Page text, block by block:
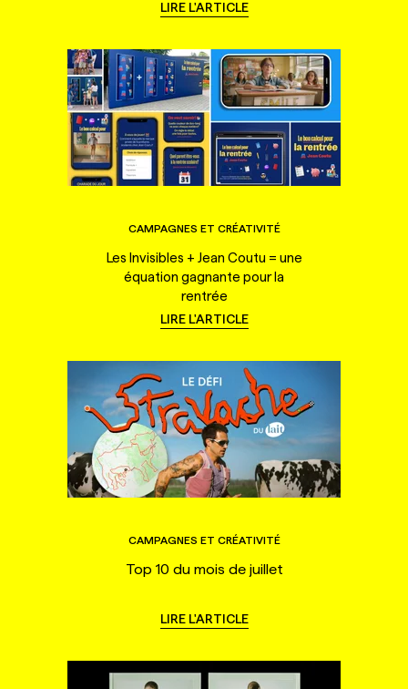
LIRE L'ARTICLE
CAMPAGNES ET CRÉATIVITÉ
Les Invisibles + Jean Coutu = une
équation gagnante pour la
rentrée
LIRE L'ARTICLE
CAMPAGNES ET CRÉATIVITÉ
Top 10 du mois de juillet
LIRE L'ARTICLE